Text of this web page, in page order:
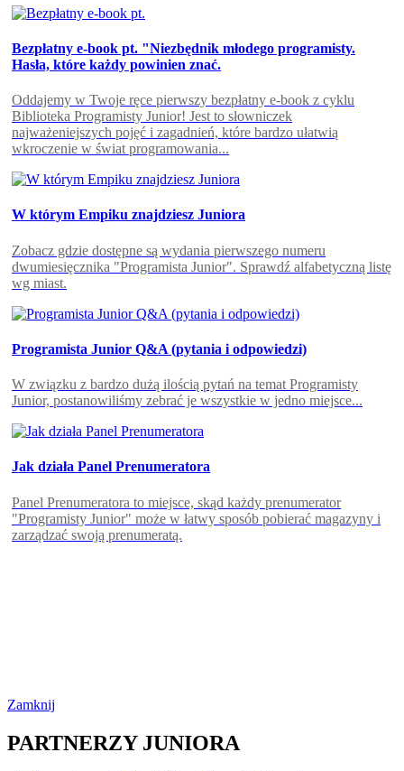
Bezpłatny e-book pt. "Niezbędnik młodego programisty.
Hasła, które każdy powinien znać.
Oddajemy w Twoje ręce pierwszy bezpłatny e-book z cyklu
Biblioteka Programisty Junior! Jest to słowniczek
najważeniejszych pojęć i zagadnień, które bardzo ułatwią
wkroczenie w świat programowania...
W którym Empiku znajdziesz Juniora
Zobacz gdzie dostępne są wydania pierwszego numeru
dwumiesięcznika "Programista Junior". Sprawdź alfabetyczną listę
wg miast.
Programista Junior Q&A (pytania i odpowiedzi)
W związku z bardzo dużą ilością pytań na temat Programisty
Junior, postanowiliśmy zebrać je wszystkie w jedno miejsce...
Jak działa Panel Prenumeratora
Panel Prenumeratora to miejsce, skąd każdy prenumerator
"Programisty Junior" może w łatwy sposób pobierać magazyny i
zarządzać swoją prenumeratą.
Zamknij
PARTNERZY JUNIORA